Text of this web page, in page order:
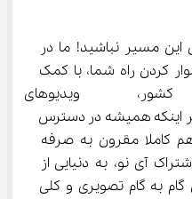
این مسیر نباشید! ما در
کردن راه شما، با کمک
کشور،
علاوه بر اینکه همیشه در دسترس
کاملا مقرون به صرفه
اشتراک آی نو، به دنیایی از
گام به گام تصویری و کلی